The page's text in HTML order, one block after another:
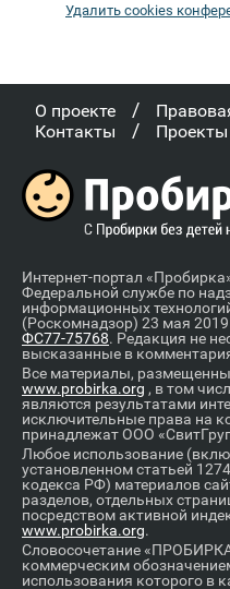
Удалить cookies
О проекте /
Контакты / Проекты
Интернет-портал
Федеральной службе по
информационных
(Роскомнадзор) 23 мая
ФС77-75768. Редакция не
высказанные в
Все материалы,
www.probirka.org , в том
являются результатами
исключительные права на
принадлежат ООО
Любое использование
установленном статьей
кодекса РФ) материалов
разделов, отдельных
посредством активной
www.probirka.org.
Словосочетание
коммерческим
использования которого в